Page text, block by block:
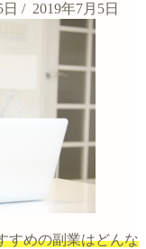
/ 2019年7月5日
すめの副業はどんな